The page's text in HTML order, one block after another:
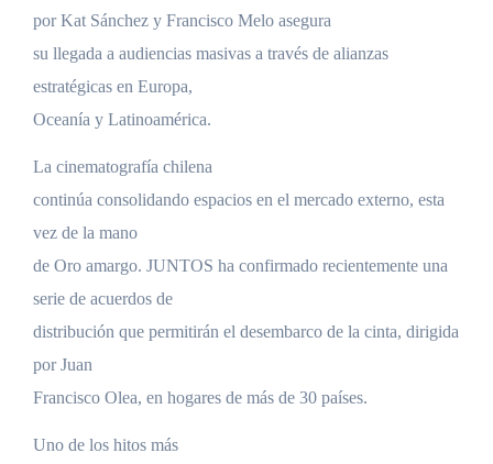
por Kat Sánchez y Francisco Melo asegura
su llegada a audiencias masivas a través de alianzas
estratégicas en Europa,
Oceanía y Latinoamérica.
La cinematografía chilena
continúa consolidando espacios en el mercado externo, esta
vez de la mano
de Oro amargo. JUNTOS ha confirmado recientemente una
serie de acuerdos de
distribución que permitirán el desembarco de la cinta, dirigida
por Juan
Francisco Olea, en hogares de más de 30 países.
Uno de los hitos más